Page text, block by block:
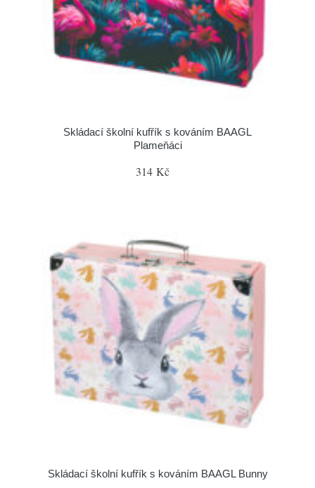
Skládací školní kufřík s kováním BAAGL
Plameňáci
314 Kč
Skládací školní kufřík s kováním BAAGL Bunny